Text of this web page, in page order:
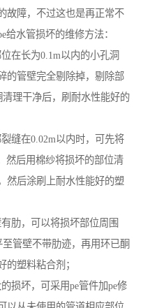
故障，不过这也是再正常不
给水管损坏的维修方法：
在长为0.1m以内的小孔洞
的管壁完全剔除掉，剔除部
理干净后，刷耐水性能好的
缝在0.02m以内时，可先将
然后用棉纱将损坏的部位清
然后涂刷上耐水性能好的塑
肋，可以将损坏部位周围
管壁不带肋迹，再用环已酮
的塑料粘合剂；
损坏，可采用pe管件加pe修